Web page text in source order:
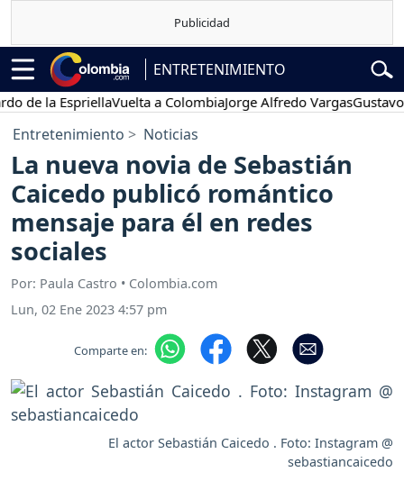
ENTRETENIMIENTO
la EspriellaVuelta a ColombiaJorge Alfredo VargasGustavo
Entretenimiento Noticias
La nueva novia de Sebastián
Caicedo publicó romántico
mensaje para él en redes
sociales
Por: Paula Castro • Colombia.com
Lun, 02 Ene 2023 4:57 pm
Comparte en:
El actor Sebastián Caicedo . Foto: Instagram @
sebastiancaicedo